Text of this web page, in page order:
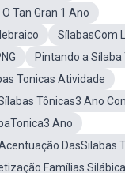
Tan Gran 1 Ano
SílabasCom
Pintando a Sílaba
Tonicas Atividade
Tônicas3 Ano
Ano
DasSilabas
Famílias